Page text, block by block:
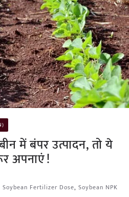
में बंपर उत्पादन, तो ये
अपनाएं!
Soybean Fertilizer Dose, Soybean NPK